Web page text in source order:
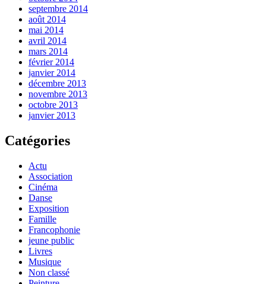
septembre 2014
août 2014
mai 2014
avril 2014
mars 2014
février 2014
janvier 2014
décembre 2013
novembre 2013
octobre 2013
janvier 2013
Catégories
Actu
Association
Cinéma
Danse
Exposition
Famille
Francophonie
jeune public
Livres
Musique
Non classé